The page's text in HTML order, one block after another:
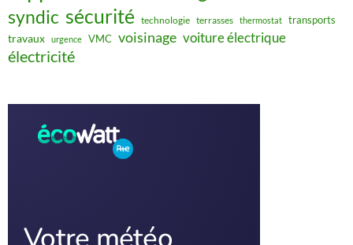
syndic sécurité technologie terrasses thermostat transports
travaux urgence VMC voisinage voiture électrique
électricité